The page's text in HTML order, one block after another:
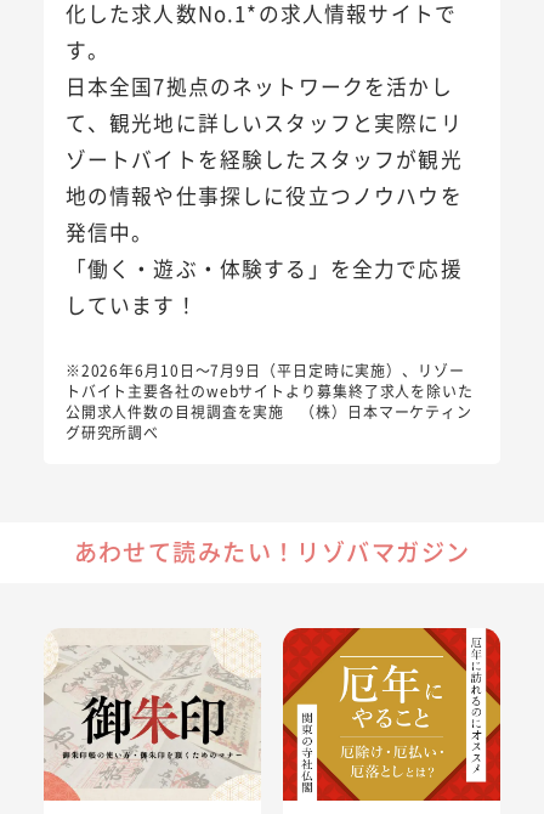
化した求人数No.1*の求人情報サイトで
す。
日本全国7拠点のネットワークを活かし
て、観光地に詳しいスタッフと実際にリ
ゾートバイトを経験したスタッフが観光
地の情報や仕事探しに役立つノウハウを
発信中。
「働く・遊ぶ・体験する」を全力で応援
しています！
※2026年6月10日～7月9日（平日定時に実施）、リゾー
トバイト主要各社のwebサイトより募集終了求人を除いた
公開求人件数の目視調査を実施 （株）日本マーケティン
グ研究所調べ
あわせて読みたい！リゾバマガジン
【初心者向け】御朱印帳の使い方｜神社・寺院でのマナーと
関東の厄除け最強スポット5選!